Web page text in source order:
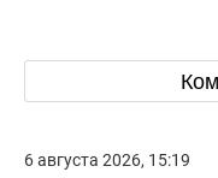
6 августа 2026, 15:19